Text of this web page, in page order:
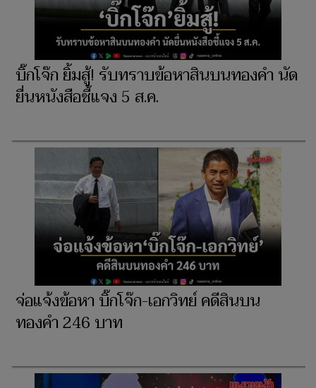
บิ๊กโจ๊ก ยิ้มสู้! รับทราบข้อหาสินบนทองคำ นัด
ยื่นหนังสือชี้แจง 5 ส.ค.
จ่อแจ้งข้อหา บิ๊กโจ๊ก-เอกวิทย์ คดีสินบน
ทองคำ 246 บาท